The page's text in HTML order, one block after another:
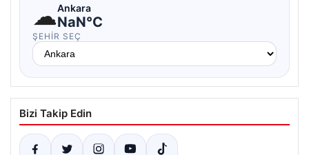
☁Ankara
NaN°C
ŞEHIR SEÇ
Bizi Takip Edin